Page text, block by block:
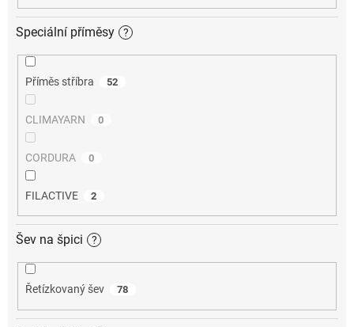
Speciální příměsy ?
Příměs stříbra 52
CLIMAYARN 0
CORDURA 0
FILACTIVE 2
Šev na špici ?
Řetízkovaný šev 78